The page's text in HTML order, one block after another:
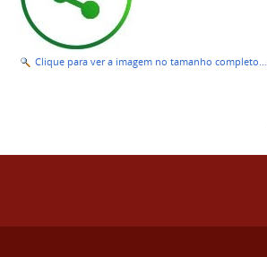
Clique para ver a imagem no tamanho completo…